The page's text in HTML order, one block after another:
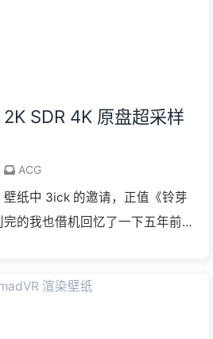
2K SDR 4K 原盘超采样
ACG
纸中 3ick 的邀请，正值《铃芽
的我也借机回忆了一下五年前